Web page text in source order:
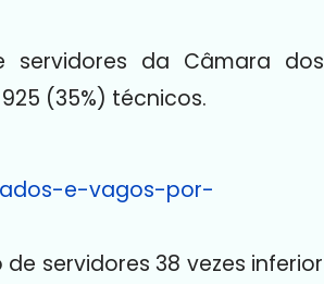
da Câmara dos
(35%) técnicos.
e-vagos-por-
servidores 38 vezes inferior